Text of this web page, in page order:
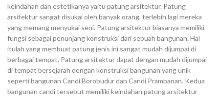
keindahan dan estetikanya yaitu patung arsitektur. Patung
arsitektur sangat disukai oleh banyak orang, terlebih lagi mereka
yang memang menyukai seni. Patung arsitektur biasanya memiliki
fungsi sebagai penunjang konstruksi dari sebuah bangunan. Hal
itulah yang membuat patung jenis ini sangat mudah dijumpai di
berbagai tempat. Patung arsitektur dapat dengan mudah dijumpai
di tempat bersejarah dengan konstruksi bangunan yang unik
seperti bangunan Candi Borobudur dan Candi Prambanan. Kedua
bangunan candi tersebut memiliki keindahan patung arsitektur